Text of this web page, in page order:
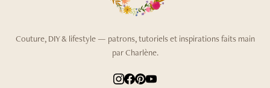
Couture, DIY & lifestyle — patrons, tutoriels et inspirations faits main
par Charlène.